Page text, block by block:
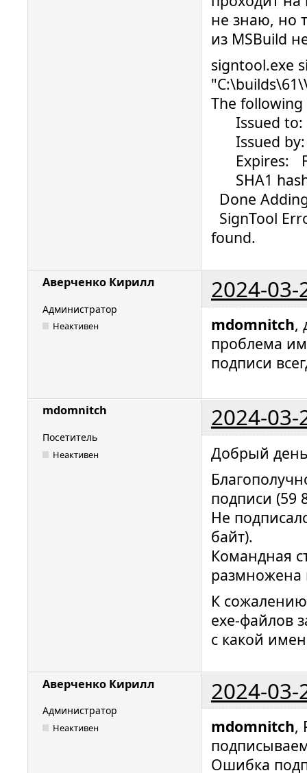
не знаю, но
из MSBuild
signtool.exe
The
Issued to:
Issued by:
Expires:
SHA1
Done
SignTool
found.
Аверченко Кирилл 2024-03-
Администратор
Неактивен mdomnitch,
проблема
подписи
mdomnitch 2024-03-
Посетитель
Неактивен
Добрый
подписи (59
Не
байт).
Командная
размножена
К
exe-файлов
с какой
Аверченко Кирилл 2024-03-
Администратор
Неактивен mdomnitch,
Ошибка